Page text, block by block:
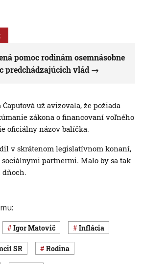
pomoc rodinám osemnásobne
predchádzajúcich vlád
už avizovala, že požiada
zákona o financovaní voľného
oficiálny názov balíčka.
v skrátenom legislatívnom konaní,
sociálnymi partnermi. Malo by sa tak
dňoch.
Igor Matovič inflácia
SR rodina